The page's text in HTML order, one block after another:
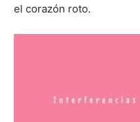
el corazón roto.